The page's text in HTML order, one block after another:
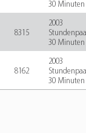
30 Minuten
8315
2003
30 Minuten
8162
2003
30 Minuten